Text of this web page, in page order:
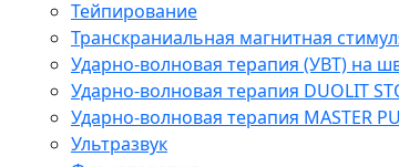
Тейпирование
Транскраниальная магнитная
Ударно-волновая терапия (УВТ) на
Ударно-волновая терапия DUOLIT
Ударно-волновая терапия MASTER
Ультразвук